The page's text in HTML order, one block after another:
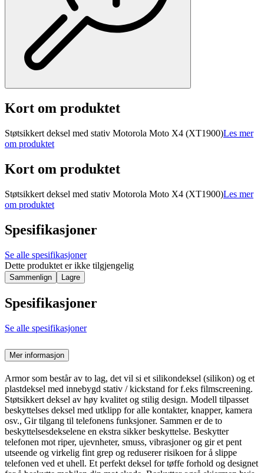
Kort om produktet
Støtsikkert deksel med stativ Motorola Moto X4 (XT1900)Les mer
om produktet
Kort om produktet
Støtsikkert deksel med stativ Motorola Moto X4 (XT1900)Les mer
om produktet
Spesifikasjoner
Se alle spesifikasjoner
Dette produktet er ikke tilgjengelig
Sammenlign Lagre
Spesifikasjoner
Se alle spesifikasjoner
Mer informasjon
Armor som består av to lag, det vil si et silikondeksel (silikon) og et
plastdeksel med innebygd stativ / kickstand for f.eks filmscreening.
Støtsikkert deksel av høy kvalitet og stilig design. Modell tilpasset
beskyttelses deksel med utklipp for alle kontakter, knapper, kamera
osv., Gir tilgang til telefonens funksjoner. Sammen er de to
beskyttelsesdekselene en ekstra sikker beskyttelse. Beskytter
telefonen mot riper, ujevnheter, smuss, vibrasjoner og gir et pent
utseende og virkelig fint grep og reduserer risikoen for å slippe
telefonen ved et uhell. Et perfekt deksel for tøffe forhold og designet